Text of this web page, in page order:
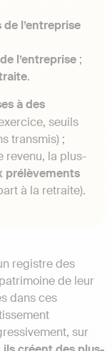
l’entreprise
l’entreprise ;
.
à des
seuils
transmis) ;
revenu, la plus-
prélèvements
à la retraite).
registre des
de leur
dans ces
sur